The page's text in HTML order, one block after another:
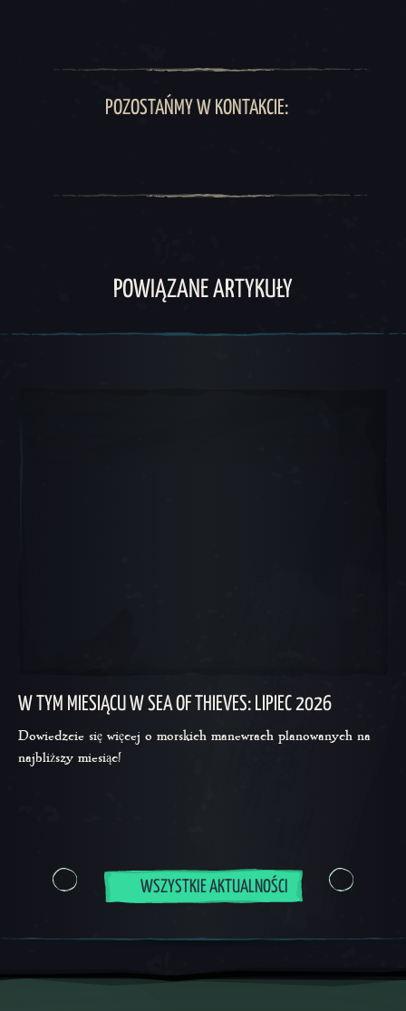
POZOSTAŃMY W KONTAKCIE:
POWIĄZANE ARTYKUŁY
W TYM MIESIĄCU W SEA OF THIEVES: LIPIEC 2026
Dowiedzcie się więcej o morskich manewrach planowanych na
najbliższy miesiąc!
WSZYSTKIE AKTUALNOŚCI